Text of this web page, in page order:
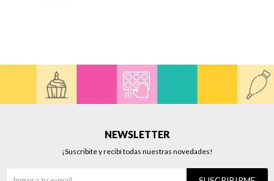
NEWSLETTER
¡Suscribite y recibí todas nuestras novedades!